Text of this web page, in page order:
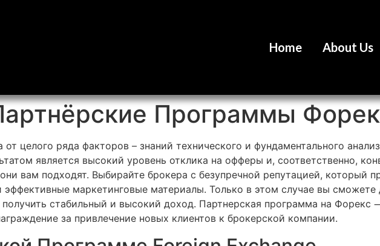
Home About Us
Программы
от целого ряда факторов – знаний технического и фундаментального
является высокий уровень отклика на офферы и, соответственно,
вам подходят. Выбирайте брокера с безупречной репутацией, который
маркетинговые материалы. Только в этом случае вы сможете
стабильный и высокий доход. Партнерская программа на
за привлечение новых клиентов к брокерской компании.